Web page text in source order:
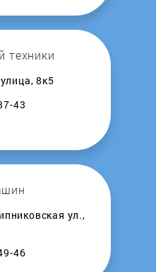
техники
8к5
43
ул.,
46